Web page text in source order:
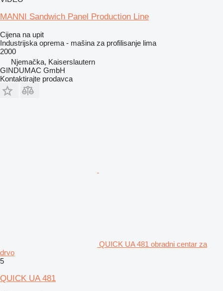
MANNI Sandwich Panel Production Line
Cijena na upit
Industrijska oprema - mašina za profilisanje lima
2000
Njemačka, Kaiserslautern
GINDUMAC GmbH
Kontaktirajte prodavca
QUICK UA 481 obradni centar za
drvo
5
QUICK UA 481